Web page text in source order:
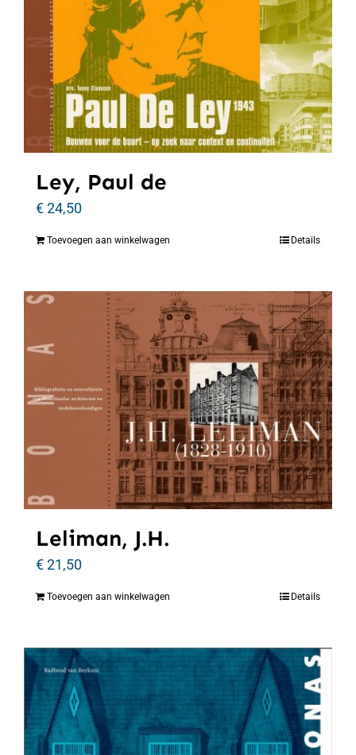
Ley, Paul de
€24,50
Toevoegen aan winkelwagen Details
Leliman, J.H.
€21,50
Toevoegen aan winkelwagen Details